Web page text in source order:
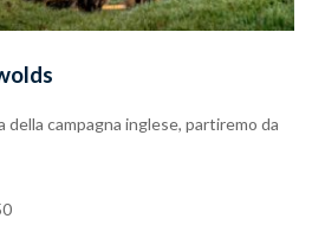
campagna inglese, partiremo da